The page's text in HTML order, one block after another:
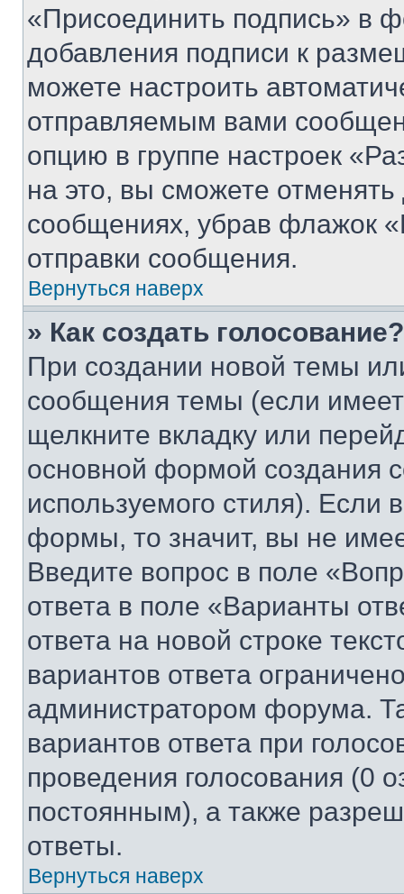
«Присоединить подпись» в
добавления подписи к
можете настроить
отправляемым вами
опцию в группе настроек
на это, вы сможете
сообщениях, убрав флажок
отправки сообщения.
Вернуться наверх
» Как создать голосование?
При создании новой темы
сообщения темы (если
щелкните вкладку или
основной формой создания
используемого стиля). Если
формы, то значит, вы не
Введите вопрос в поле
ответа в поле «Варианты
ответа на новой строке
вариантов ответа
администратором форума.
вариантов ответа при
проведения голосования (0
постоянным), а также
ответы.
Вернуться наверх